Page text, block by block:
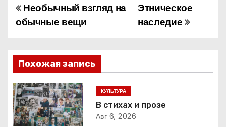
Н
в
и
г
а
Этническое
наследие
Необычный взгляд на
обычные вещи
Похожая запись
КУЛЬТУРА
В стихах и прозе
Авг 6, 2026